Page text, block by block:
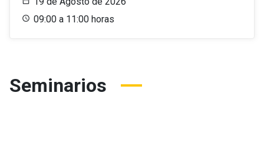
09:00 a 11:00 horas
Seminarios